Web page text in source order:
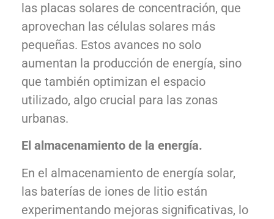
las placas solares de concentración, que
aprovechan las células solares más
pequeñas. Estos avances no solo
aumentan la producción de energía, sino
que también optimizan el espacio
utilizado, algo crucial para las zonas
urbanas.
El almacenamiento de la energía.
En el almacenamiento de energía solar,
las baterías de iones de litio están
experimentando mejoras significativas, lo